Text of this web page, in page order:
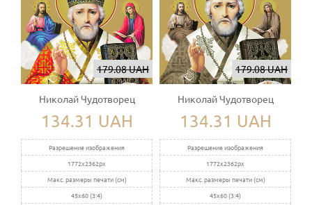
179.08 UAH
Николай Чудотворец
134.31 UAH
Разрешение изображения
1772x2362px
Макс. размеры печати (см)
45x60 (3:4)
179.08 UAH
Николай Чудотворец
134.31 UAH
Разрешение изображения
1772x2362px
Макс. размеры печати (см)
45x60 (3:4)